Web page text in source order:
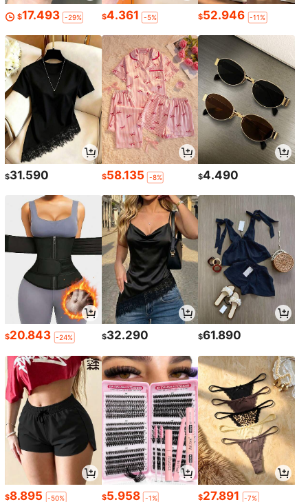
$17.493 -29% $4.361 -5% $52.946 -11%
$31.590 $58.135 -8% $4.490
$20.843 -24% $32.290 $61.890
$8.895 -50% $5.958 -1% $27.891 -7%